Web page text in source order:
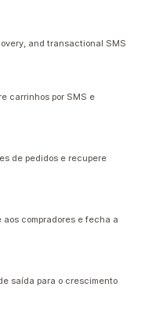
and transactional SMS
carrinhos por SMS e
de pedidos e recupere
compradores e fecha a
saída para o crescimento